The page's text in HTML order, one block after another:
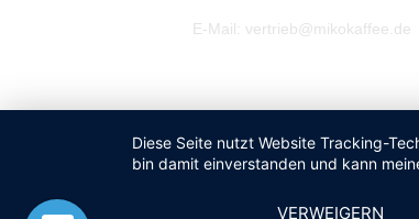
E-Mail: vertrieb@mikokaffee.de
Diese Seite nutzt Website Tracking-
bin damit einverstanden und kann
VERWEIGERN